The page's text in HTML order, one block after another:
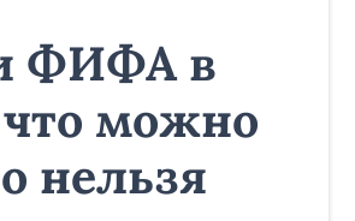
ФИФА в
можно
нельзя